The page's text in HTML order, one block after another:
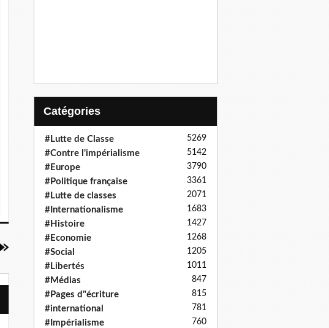
Catégories
#Lutte de Classe 5269
#Contre l'impérialisme 5142
#Europe 3790
#Politique française 3361
#Lutte de classes 2071
#Internationalisme 1683
#Histoire 1427
#Economie 1268
#Social 1205
#Libertés 1011
#Médias 847
#Pages d"écriture 815
#international 781
#Impérialisme 760